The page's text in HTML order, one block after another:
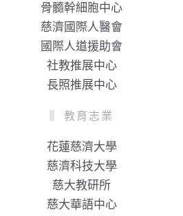
骨髓幹細胞中心
慈濟國際人醫會
國際人道援助會
社教推展中心
長照推展中心
教育志業
花蓮慈濟大學
慈濟科技大學
慈大教研所
慈大華語中心